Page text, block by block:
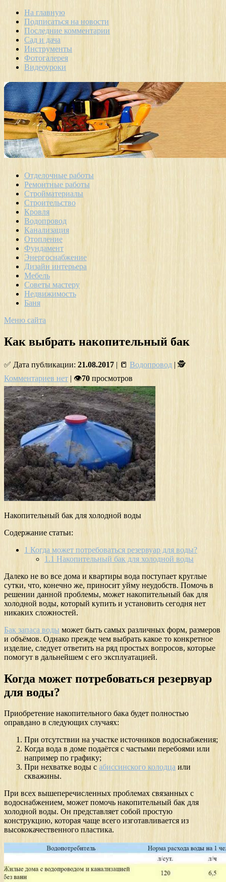
На главную
Подписаться на новости
Последние комментарии
Сад и дача
Инструменты
Фотогалерея
Видеоуроки
Отделочные работы
Ремонтные работы
Стройматериалы
Строительство
Кровля
Водопровод
Канализация
Отопление
Фундамент
Энергоснабжение
Дизайн интерьера
Мебель
Советы мастеру
Недвижимость
Баня
Меню сайта
Как выбрать накопительный бак
✅ Дата публикации: 21.08.2017 | 📒 Водопровод | 🕵
Комментариев нет | 👁70 просмотров
Накопительный бак для холодной воды
Содержание статьи:
1 Когда может потребоваться резервуар для воды?
1.1 Накопительный бак для холодной воды
Далеко не во все дома и квартиры вода поступает круглые
сутки, что, конечно же, приносит уйму неудобств. Помочь в
решении данной проблемы, может накопительный бак для
холодной воды, который купить и установить сегодня нет
никаких сложностей.
Бак запаса воды может быть самых различных форм, размеров
и объёмов. Однако прежде чем выбрать какое то конкретное
изделие, следует ответить на ряд простых вопросов, которые
помогут в дальнейшем с его эксплуатацией.
Когда может потребоваться резервуар
для воды?
Приобретение накопительного бака будет полностью
оправдано в следующих случаях:
При отсутствии на участке источников водоснабжения;
Когда вода в доме подаётся с частыми перебоями или
например по графику;
При нехватке воды с абиссинского колодца или
скважины.
При всех вышеперечисленных проблемах связанных с
водоснабжением, может помочь накопительный бак для
холодной воды. Он представляет собой простую
конструкцию, которая чаще всего изготавливается из
высококачественного пластика.